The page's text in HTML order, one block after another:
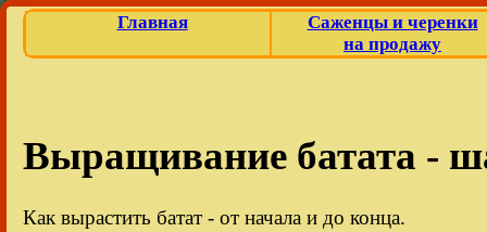
Выращивание батата -
Как вырастить батат - от начала и до конца.